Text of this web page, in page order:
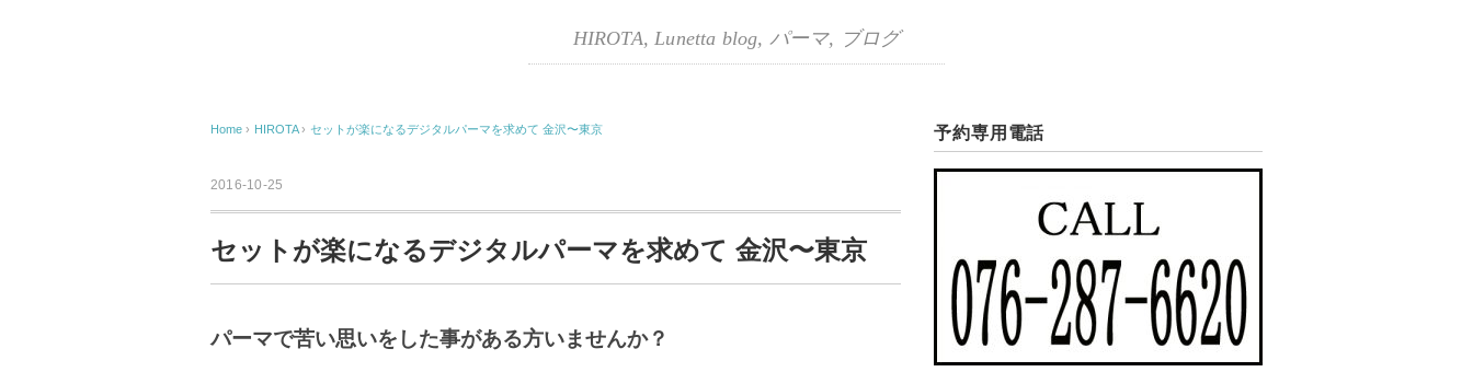
HIROTA,Lunetta blog, パーマ, ブログ
Home › HIROTA› セットが楽になるデジタルパーマを求めて 金沢〜東京
2016-10-25
セットが楽になるデジタルパーマを求めて 金沢〜東京
パーマで苦い思いをした事がある方いませんか？
予約専用電話